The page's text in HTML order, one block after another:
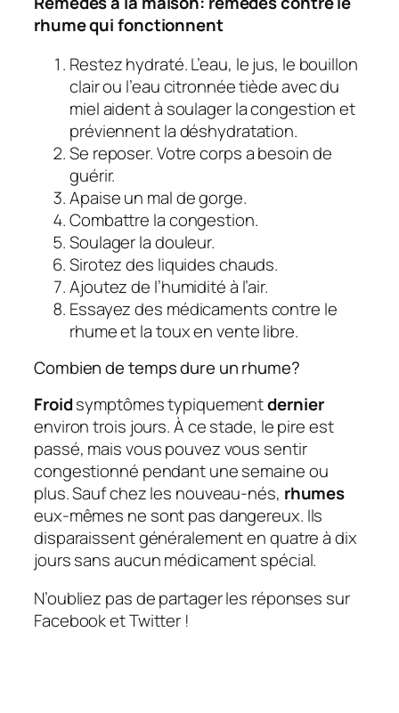
rhume qui fonctionnent
Restez hydraté. L’eau, le jus, le bouillon
clair ou l’eau citronnée tiède avec du
miel aident à soulager la congestion et
préviennent la déshydratation.
Se reposer. Votre corps a besoin de
guérir.
Apaise un mal de gorge.
Combattre la congestion.
Soulager la douleur.
Sirotez des liquides chauds.
Ajoutez de l’humidité à l’air.
Essayez des médicaments contre le
rhume et la toux en vente libre.
Combien de temps dure un rhume?
Froidsymptômes typiquementdernier
environ trois jours. À ce stade, le pire est
passé, mais vous pouvez vous sentir
congestionné pendant une semaine ou
plus. Sauf chez les nouveau-nés, rhumes
eux-mêmes ne sont pas dangereux. Ils
disparaissent généralement en quatre à dix
jours sans aucun médicament spécial.
N’oubliez pas de partager les réponses sur
Facebook et Twitter !